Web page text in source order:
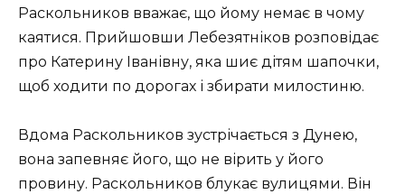
Раскольников вважає, що йому немає в чому
каятися. Прийшовши Лебезятніков розповідає
про Катерину Іванівну, яка шиє дітям шапочки,
щоб ходити по дорогах і збирати милостиню.
Вдома Раскольников зустрічається з Дунею,
вона запевняє його, що не вірить у його
провину. Раскольников блукає вулицями. Він